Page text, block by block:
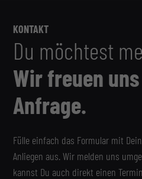
KONTAKT
Du möchtest
Wir freuen
Anfrage.
Fülle einfach das Formular mit
Anliegen aus. Wir melden uns
kannst Du auch direkt einen